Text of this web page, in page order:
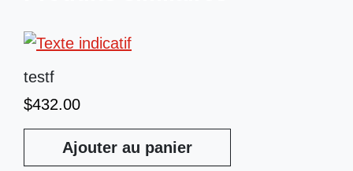
testf
$432.00
Ajouter au panier